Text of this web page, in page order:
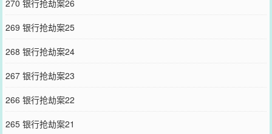
瓶牛奶的顾平安怎么就这么厉害！“看见了吗？那就是市局之耻顾平
安，犯过错背着处分，发配‘边疆’了！”没几天，她空降市局刑侦队。
“听说缺人才借调她过来，过几天肯定打回原形。”几天后，顾平安顺
利通过统考正式入队。“背着处分呢，也就到这儿了。”没多久，顾平
安升了队长。等她升职大队长时，大家早忘了之前的风凉话。“顾队，
拜托拜托，快帮我看看这个案子！”“顾队，帮个忙，实在没头绪了！”
“顾队，来来来，我今年的假和福利全送你，帮我审个人！”顾平安被
众人簇拥着，悠哉啃着苹果，突然觉得她怎么又卷起来了，不过这样
好像也还不错。--------------------------预收文《惊，侯府大小姐要去当
仵作》求收藏文案如下：刚毕业要进入法医界一展拳脚的顾凝竹穿到
了古代。好消息：穿成了锦衣玉食的侯府大小姐。坏消息：要绣花！
270 银行抢劫案26
269 银行抢劫案25
268 银行抢劫案24
267 银行抢劫案23
266 银行抢劫案22
265 银行抢劫案21